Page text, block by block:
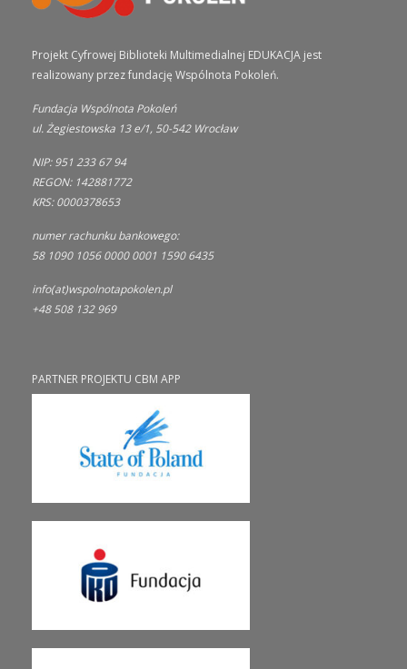
Projekt Cyfrowej Biblioteki Multimedialnej EDUKACJA jest
realizowany przez fundację Wspólnota Pokoleń.
Fundacja Wspólnota Pokoleń
ul. Żegiestowska 13 e/1, 50-542 Wrocław
NIP: 951 233 67 94
REGON: 142881772
KRS: 0000378653
numer rachunku bankowego:
58 1090 1056 0000 0001 1590 6435
info(at)wspolnotapokolen.pl
+48 508 132 969
PARTNER PROJEKTU CBM APP